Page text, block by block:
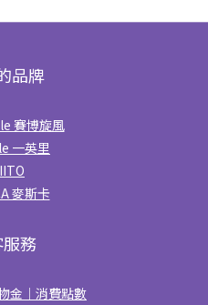
品牌
賽博旋風
一英里
麥斯卡
務
金｜消費點數